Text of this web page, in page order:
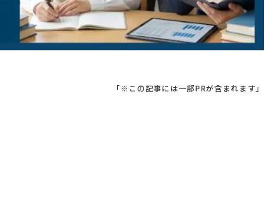
「※この記事には一部PRが含まれます」